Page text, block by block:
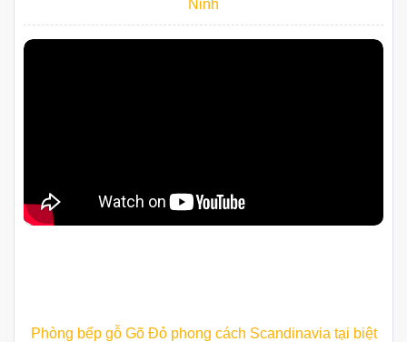
Ninh
Phòng bếp gỗ Gõ Đỏ phong cách Scandinavia tại biệt